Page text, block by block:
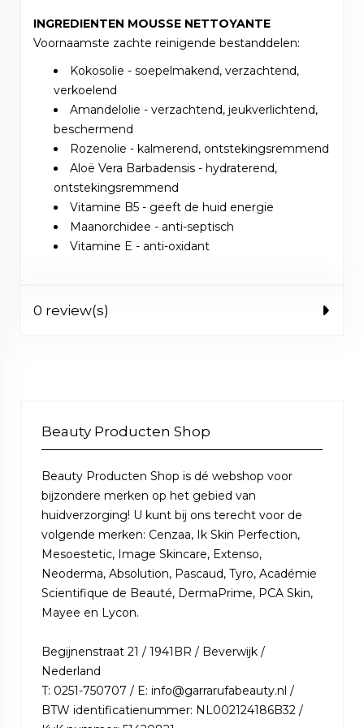
INGREDIENTEN MOUSSE NETTOYANTE
Voornaamste zachte reinigende bestanddelen:
Kokosolie - soepelmakend, verzachtend,
verkoelend
Amandelolie - verzachtend, jeukverlichtend,
beschermend
Rozenolie - kalmerend, ontstekingsremmend
Aloë Vera Barbadensis - hydraterend,
ontstekingsremmend
Vitamine B5 - geeft de huid energie
Maanorchidee - anti-septisch
Vitamine E - anti-oxidant
0 review(s)
Beauty Producten Shop
Beauty Producten Shop is dé webshop voor
bijzondere merken op het gebied van
huidverzorging! U kunt bij ons terecht voor de
volgende merken: Cenzaa, Ik Skin Perfection,
Mesoestetic, Image Skincare, Extenso,
Neoderma, Absolution, Pascaud, Tyro, Académie
Scientifique de Beauté, DermaPrime, PCA Skin,
Mayee en Lycon.
Begijnenstraat 21 / 1941BR / Beverwijk /
Nederland
T: 0251-750707 / E: info@garrarufabeauty.nl /
BTW identificatienummer: NL002124186B32 /